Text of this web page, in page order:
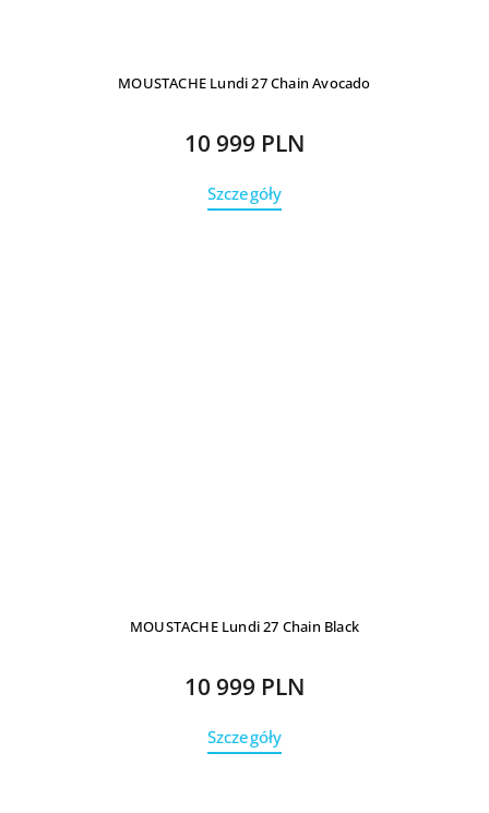
MOUSTACHE Lundi 27 Chain Avocado
10 999 PLN
Szczegóły
MOUSTACHE Lundi 27 Chain Black
10 999 PLN
Szczegóły